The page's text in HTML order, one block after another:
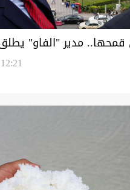
قمحها.. مدير "الفاو"